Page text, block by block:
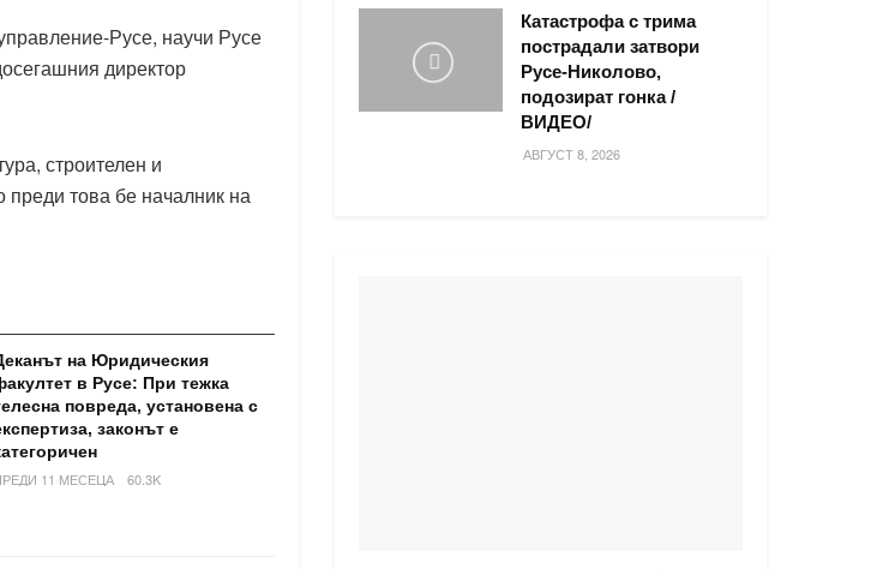
Русе, научи Русе
директор
строителен и
преди това бе началник на
на Юридическия
в Русе: При тежка
повреда, установена с
законът е
11 МЕСЕЦА
60.3K
Катастрофа с трима
пострадали затвори
Русе-Николово,
подозират гонка /
ВИДЕО/
АВГУСТ 8, 2026